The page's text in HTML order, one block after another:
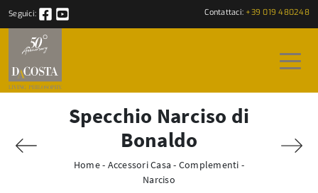
Seguici: Contattaci: +39 019 480248
Specchio Narciso di
Bonaldo
Home- Accessori Casa - Complementi -
Narciso